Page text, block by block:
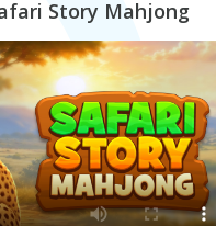
Story Mahjong